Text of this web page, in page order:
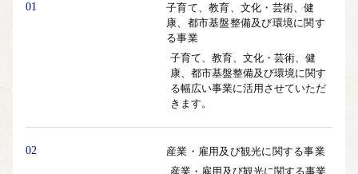
01
子育て、教育、文化・芸術、健
康、都市基盤整備及び環境に関す
る事業
子育て、教育、文化・芸術、健
康、都市基盤整備及び環境に関す
る幅広い事業に活用させていただ
きます。
02
産業・雇用及び観光に関する事業
産業・雇用及び観光に関する事業